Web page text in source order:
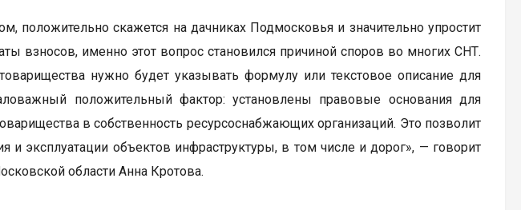
положительно скажется на дачниках Подмосковья и значительно упростит
взносов, именно этот вопрос становился причиной споров во многих СНТ.
нужно будет указывать формулу или текстовое описание для
положительный фактор: установлены правовые основания для
в собственность ресурсоснабжающих организаций. Это позволит
эксплуатации объектов инфраструктуры, в том числе и дорог», — говорит
области Анна Кротова.